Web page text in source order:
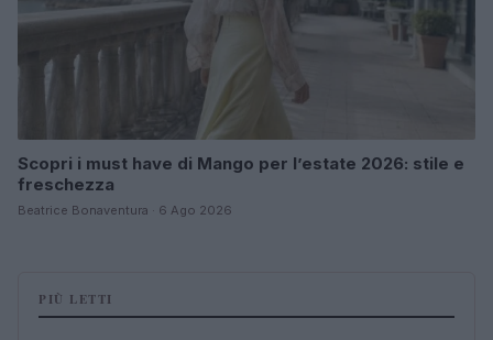
Scopri i must have di Mango per l’estate 2026: stile e
freschezza
Beatrice Bonaventura · 6 Ago 2026
PIÙ LETTI